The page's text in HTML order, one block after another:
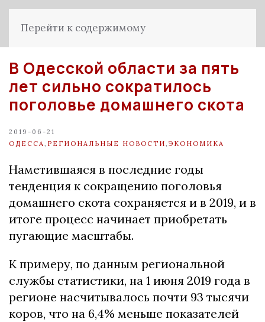
Перейти к содержимому
В Одесской области за пять
лет сильно сократилось
поголовье домашнего скота
2019-06-21
ОДЕССА
РЕГИОНАЛЬНЫЕ НОВОСТИ ЭКОНОМИКА
Наметившаяся в последние годы
тенденция к сокращению поголовья
домашнего скота сохраняется и в 2019, и в
итоге процесс начинает приобретать
пугающие масштабы.
К примеру, по данным региональной
службы статистики, на 1 июня 2019 года в
регионе насчитывалось почти 93 тысячи
коров, что на 6,4% меньше показателей